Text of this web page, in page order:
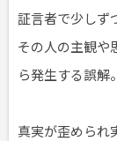
証言者で少しず
その人の主観や
ら発生する誤解。
真実が歪められ